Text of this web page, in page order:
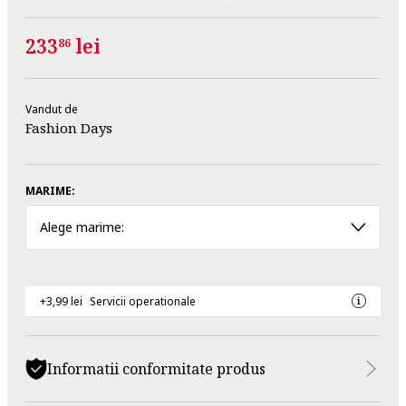
23386 lei
Vandut de
Fashion Days
MARIME:
Alege marime:
+3,99 lei Servicii operationale
Informatii conformitate produs